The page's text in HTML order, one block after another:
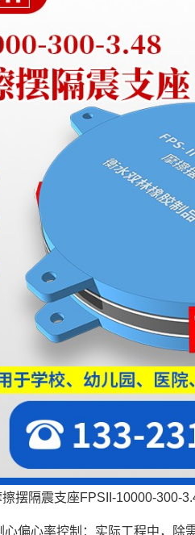
擦摆隔震支座FPSII-10000-300-
心偏心率控制：实际工程中，除